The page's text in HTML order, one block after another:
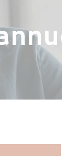
le terrain
de
SUIVRE